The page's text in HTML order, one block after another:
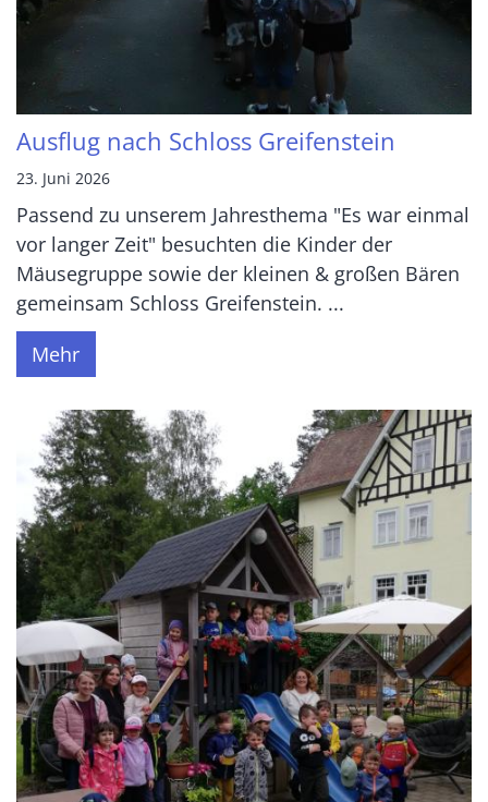
Ausflug nach Schloss Greifenstein
23. Juni 2026
Passend zu unserem Jahresthema "Es war einmal
vor langer Zeit" besuchten die Kinder der
Mäusegruppe sowie der kleinen & großen Bären
gemeinsam Schloss Greifenstein. ...
Mehr